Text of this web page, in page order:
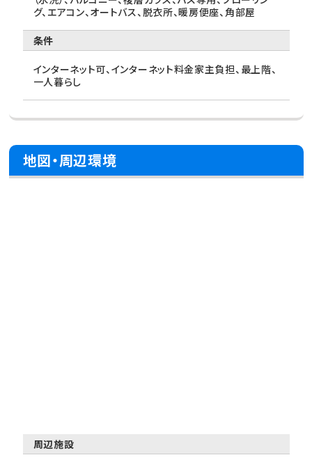
グ、エアコン、オートバス、脱衣所、暖房便座、角部屋
条件
インターネット可、インターネット料金家主負担、最上階、
一人暮らし
地図・周辺環境
周辺施設